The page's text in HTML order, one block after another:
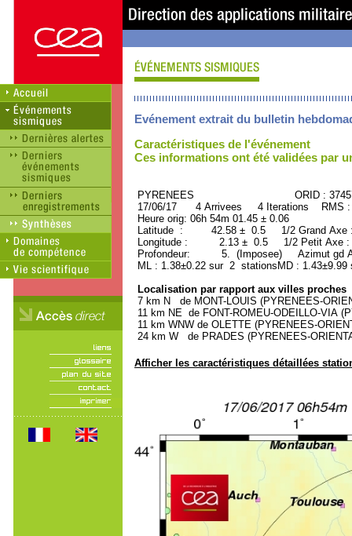
Evénement extrait du bulletin
Caractéristiques de l'événement
Ces informations ont été validées par
PYRENEES ORID :
17/06/17 4 Arrivees 4 Iterations RMS
Heure orig: 06h 54m 01.45 ± 0.06
Latitude : 42.58 ± 0.5 1/2 Grand
Longitude : 2.13 ± 0.5 1/2 Petit Axe
Profondeur: 5. (Imposee) Azimut gd
ML : 1.38±0.22 sur 2 stationsMD :
Localisation par rapport aux villes proches
7 km N de MONT-LOUIS (PYRENEES-
11 km NE de FONT-ROMEU-ODEILLO-VIA
11 km WNW de OLETTE (PYRENEES-
24 km W de PRADES (PYRENEES-
Afficher les caractéristiques détaillées